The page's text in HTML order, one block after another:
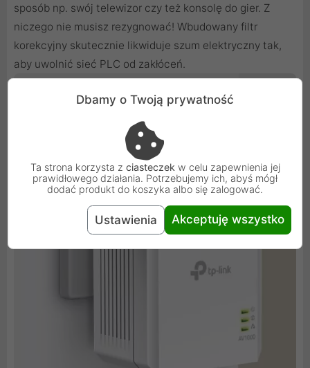
sposób np. swój telewizor czy też konsolę do gier. Z
niczego nie musisz rezygnować! Wbudowany filtr
korekcyjny skutecznie likwiduje szum elektryczny tak,
aby uwolnić sieć PLC od zakłóceń.
Dbamy o Twoją prywatność
Ta strona korzysta z ciasteczekw celu zapewnienia jej
prawidłowego działania. Potrzebujemy ich, abyś mógł
dodać produkt do koszyka albo się zalogować.
Ustawienia Akceptuję wszystko